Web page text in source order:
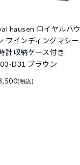
hausen ロイヤルハウ
ワインディングマシー
計収納ケース付き
D31 ブラウン
(税込)